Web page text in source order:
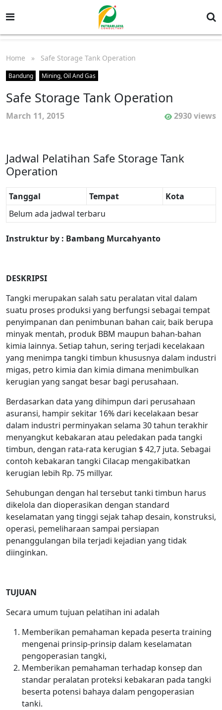
Home » Safe Storage Tank Operation
Bandung Mining, Oil And Gas
Safe Storage Tank Operation
March 11, 2015 2930 views
Jadwal Pelatihan Safe Storage Tank
Operation
Tanggal Tempat
Kota
Belum ada jadwal terbaru
Instruktur by : Bambang Murcahyanto
DESKRIPSI
Tangki merupakan salah satu peralatan vital dalam
suatu proses produksi yang berfungsi sebagai tempat
penyimpanan dan penimbunan bahan cair, baik berupa
minyak mentah, produk BBM maupun bahan-bahan
kimia lainnya. Setiap tahun, sering terjadi kecelakaan
yang menimpa tangki timbun khususnya dalam industri
migas, petro kimia dan kimia dimana menimbulkan
kerugian yang sangat besar bagi perusahaan.
Berdasarkan data yang dihimpun dari perusahaan
asuransi, hampir sekitar 16% dari kecelakaan besar
dalam industri perminyakan selama 30 tahun terakhir
menyangkut kebakaran atau peledakan pada tangki
timbun, dengan rata-rata kerugian $ 42,7 juta. Sebagai
contoh kebakaran tangki Cilacap mengakibatkan
kerugian lebih Rp. 75 millyar.
Sehubungan dengan hal tersebut tanki timbun harus
dikelola dan dioperasikan dengan standard
keselamatan yang tinggi sejak tahap desain, konstruksi,
operasi, pemeliharaan sampai persiapan
penanggulangan bila terjadi kejadian yang tidak
diinginkan.
TUJUAN
Secara umum tujuan pelatihan ini adalah
Memberikan pemahaman kepada peserta training
mengenai prinsip-prinsip dalam keselamatan
pengoperasian tangki,
Memberikan pemahaman terhadap konsep dan
standar peralatan proteksi kebakaran pada tangki
beserta potensi bahaya dalam pengoperasian
tanki.